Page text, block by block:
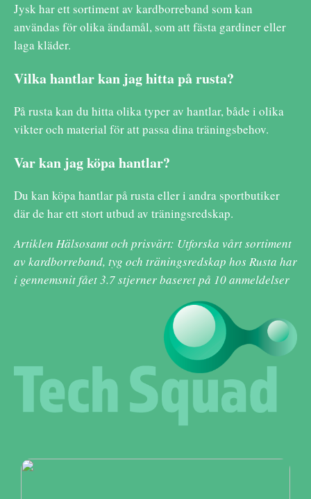
Jysk har ett sortiment av kardborreband som kan
användas för olika ändamål, som att fästa gardiner eller
laga kläder.
Vilka hantlar kan jag hitta på rusta?
På rusta kan du hitta olika typer av hantlar, både i olika
vikter och material för att passa dina träningsbehov.
Var kan jag köpa hantlar?
Du kan köpa hantlar på rusta eller i andra sportbutiker
där de har ett stort utbud av träningsredskap.
Artiklen Hälsosamt och prisvärt: Utforska vårt sortiment
av kardborreband, tyg och träningsredskap hos Rusta har
i gennemsnit fået3.7stjerner baseret på 10anmeldelser